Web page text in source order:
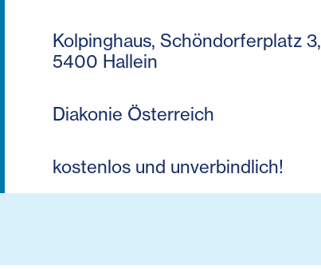
Kolpinghaus, Schöndorferplatz 3,
5400 Hallein
Diakonie Österreich
kostenlos und unverbindlich!